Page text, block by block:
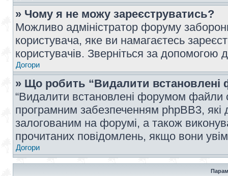
» Чому я не можу зареєструватись?
Можливо адміністратор форуму
користувача, яке ви намагаєтесь
користувачів. Зверніться за допомогою
Догори
» Що робить “Видалити
“Видалити встановлені форумом файли
програмним забезпеченням phpBB3,
залогованим на форумі, а також
прочитаних повідомлень, якщо вони
Догори